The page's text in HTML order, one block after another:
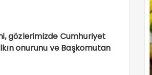
gözlerimizde Cumhuriyet
onurunu ve Başkomutan